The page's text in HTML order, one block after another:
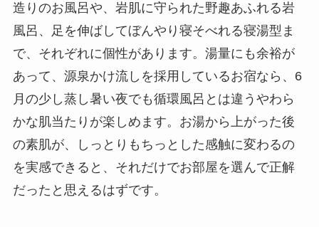
造りのお風呂や、岩肌に守られた野趣あふれる岩
風呂、足を伸ばしてぼんやり寝そべれる寝湯型ま
で、それぞれに個性があります。湯量にも余裕が
あって、源泉かけ流しを採用しているお宿なら、6
月の少し蒸し暑い夜でも循環風呂とは違うやわら
かな肌当たりが楽しめます。お湯から上がった後
の素肌が、しっとりもちっとした感触に変わるの
を実感できると、それだけでお部屋を選んで正解
だったと思えるはずです。